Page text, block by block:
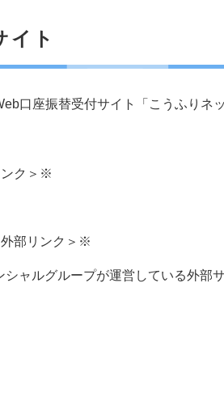
イト
口座振替受付サイト「こうふりネ
ク＞ ※
外部リンク＞ ※
ャルグループが運営している外部サ